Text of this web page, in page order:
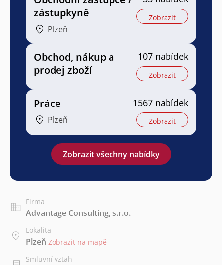
zástupkyně
Plzeň
Zobrazit
Obchod, nákup a
prodej zboží
107 nabídek
Zobrazit
Práce
Plzeň
1567 nabídek
Zobrazit
Zobrazit všechny nabídky
Firma
Advantage Consulting, s.r.o.
Lokalita
Plzeň Zobrazit na mapě
Smluvní vztah